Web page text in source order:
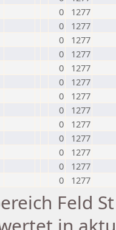
0
1277
0
1277
0
1277
0
1277
0
1277
0
1277
0
1277
0
1277
0
1277
0
1277
0
1277
0
1277
0 1277
Feld